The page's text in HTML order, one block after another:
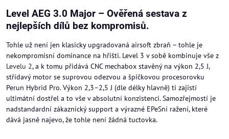
Level AEG 3.0 Major – Ověřená sestava z
nejlepších dílů bez kompromisů.
Tohle už není jen klasicky upgradovaná airsoft zbraň – tohle je
nekompromisní dominance na hřišti. Level 3 v sobě kombinuje vše z
Levelu 2, a k tomu přidává CNC mechabox stavěný na výkon 2,5 J,
střídavý motor se suprovou odezvou a špičkovou procesorovku
Perun Hybrid Pro. Výkon 2,3–2,5 J (dle délky hlavně) ti zajistí
ultimátní dostřel a to vše v absolutní konzistenci. Samozřejmostí je
nadstandardní zákaznický support a výrazné EPeSní ražení, které
dává jasně najevo, že tohle není žádná tuctovka.